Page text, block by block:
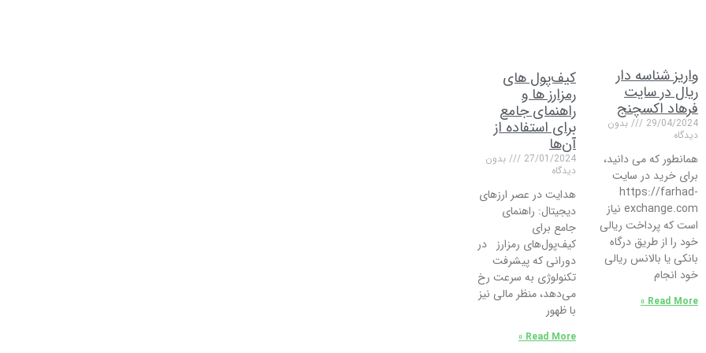
واریز شناسه دار
ریال در سایت
فرهاد اکسچنج
29/04/2024 بدون
دیدگاه
همانطور که می دانید،
برای خرید در سایت
https://farhad-
exchange.com نیاز
است که پرداخت ریالی
خود را از طریق درگاه
بانکی یا بالانس ریالی
خود انجام
Read More »
کیف‌پول های
رمزارز ها و
راهنمای جامع
برای استفاده از
آن‌ها
27/01/2024 بدون
دیدگاه
هدایت در عصر ارزهای
دیجیتال: راهنمای
جامع برای
کیف‌پول‌های رمزارز در
دورانی که پیشرفت‌
تکنولوژی به سرعت رخ
می‌دهد، منظر مالی نیز
با ظهور
Read More »